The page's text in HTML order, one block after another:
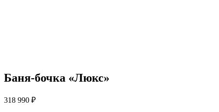
Баня-бочка «Люкс»
318 990 ₽